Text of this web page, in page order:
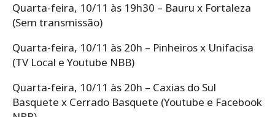
Quarta-feira, 10/11 às 19h30 – Bauru x Fortaleza
(Sem transmissão)
Quarta-feira, 10/11 às 20h – Pinheiros x Unifacisa
(TV Local e Youtube NBB)
Quarta-feira, 10/11 às 20h – Caxias do Sul
Basquete x Cerrado Basquete (Youtube e Facebook